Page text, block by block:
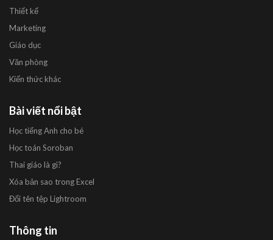
Thiết kế
Marketing
Giáo dục
Văn phòng
Kiến thức khác
Bài viết nổi bật
Học tiếng Anh cho bé
Học toán Soroban
Thai giáo là gì?
Xóa bản sao trong Excel
Đổi tên tệp Lightroom
Thông tin